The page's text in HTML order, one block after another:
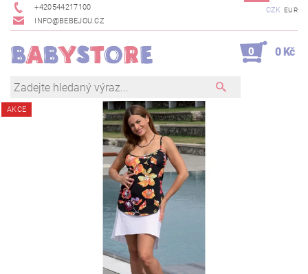
+420544217100
INFO@BEBEJOU.CZ
CZK EUR
0 0 Kč
AKCE